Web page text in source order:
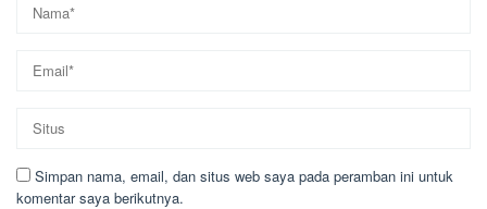
Simpan nama, email, dan situs web saya pada peramban ini untuk
komentar saya berikutnya.